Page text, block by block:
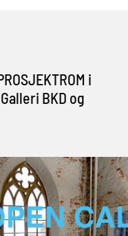
i
BKD og